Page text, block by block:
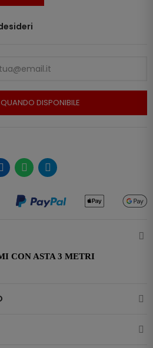
DISPONIBILE
CON ASTA 3 METRI